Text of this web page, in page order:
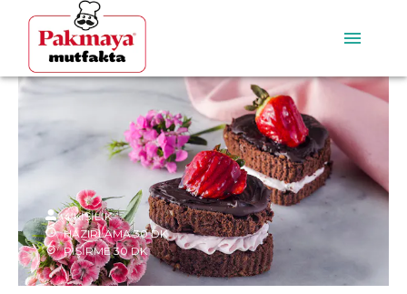
4 KİŞİLİK
HAZIRLAMA 30 DK
PİŞİRME 30 DK